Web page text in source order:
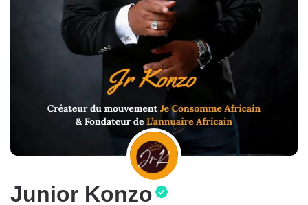
Junior Konzo